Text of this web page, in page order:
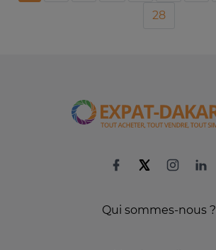
28
Qui sommes-nous ?